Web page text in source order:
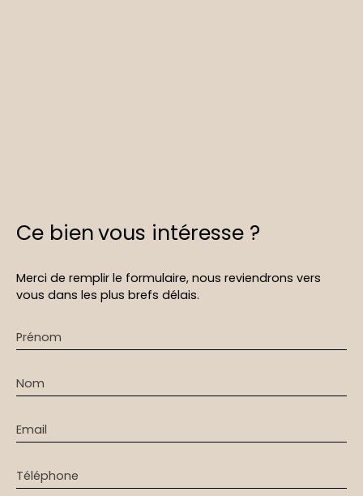
Ce bienvous intéresse ?
Merci de remplir le formulaire, nous reviendrons vers
vous dans les plus brefs délais.
Prénom
Nom
Email
Téléphone